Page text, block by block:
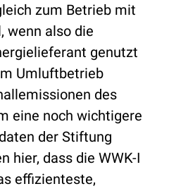
zum Betrieb mit
wenn also die
genutzt
Umluftbetrieb
des
eine noch wichtigere
der Stiftung
hier, dass die WWK-I
effizienteste,